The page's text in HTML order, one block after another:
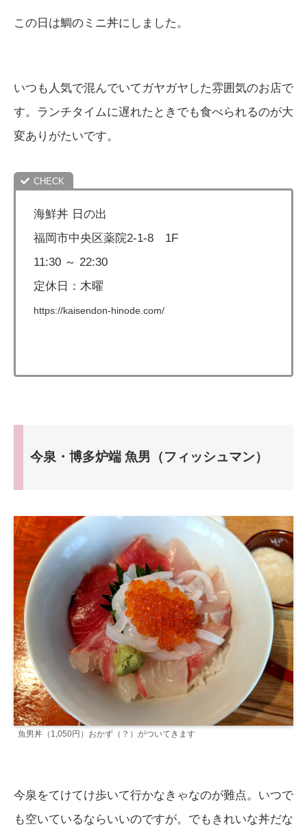
この日は鯛のミニ丼にしました。
いつも人気で混んでいてガヤガヤした雰囲気のお店で
す。ランチタイムに遅れたときでも食べられるのが大
変ありがたいです。
海鮮丼 日の出
福岡市中央区薬院2-1-8 1F
11:30 ～ 22:30
定休日：木曜
https://kaisendon-hinode.com/
今泉・博多炉端 魚男（フィッシュマン）
魚男丼（1,050円）おかず（？）がついてきます
今泉をてけてけ歩いて行かなきゃなのが難点。いつで
も空いているならいいのですが。でもきれいな丼だな